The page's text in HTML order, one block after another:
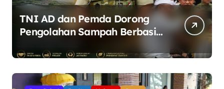
TNI AD dan Pemda Dorong
Pengolahan Sampah Berbasis